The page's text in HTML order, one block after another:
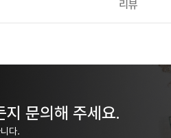
리뷰
문의해 주세요.
다.